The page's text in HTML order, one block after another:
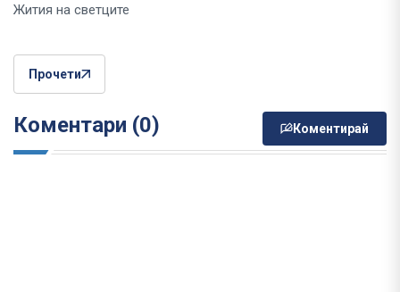
Жития на светците
Прочети
Коментари (0) Коментирай